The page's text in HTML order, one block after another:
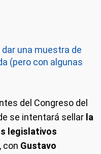
una muestra de
(pero con algunas
del Congreso del
se intentará sellar la
legislativos
con Gustavo